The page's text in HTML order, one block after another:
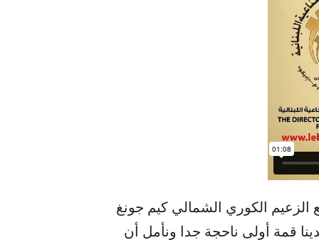
الزعيم الكوري الشمالي كيم جونغ
قمة أولى ناحجة جدا ونأمل أن